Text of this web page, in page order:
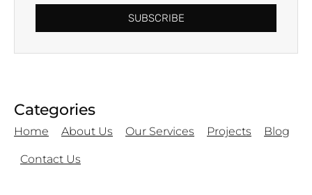
SUBSCRIBE
Categories
Home About Us Our Services Projects Blog
Contact Us